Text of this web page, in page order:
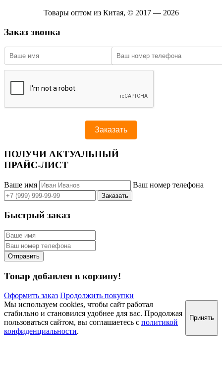
Товары оптом из Китая, © 2017 — 2026
Заказ звонка
ПОЛУЧИ АКТУАЛЬНЫЙ
ПРАЙС-ЛИСТ
Ваше имя Ваш номер телефона
Быстрый заказ
Товар добавлен в корзину!
Оформить заказ Продолжить покупки
Мы используем cookies, чтобы сайт работал
стабильно и становился удобнее для вас. Продолжая
пользоваться сайтом, вы соглашаетесь с политикой
конфиденциальности.
Принять